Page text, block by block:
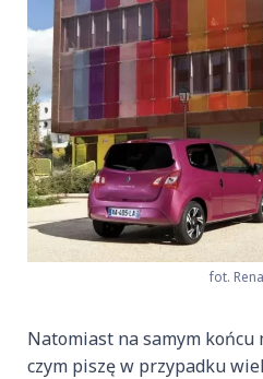
fot.
Natomiast na samym końcu
czym piszę w przypadku